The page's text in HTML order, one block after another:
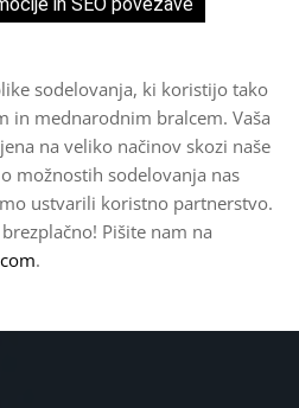
sodelovanja, ki koristijo tako
in mednarodnim bralcem. Vaša
na veliko načinov skozi naše
možnostih sodelovanja nas
ustvarili koristno partnerstvo.
Pišite nam na
.